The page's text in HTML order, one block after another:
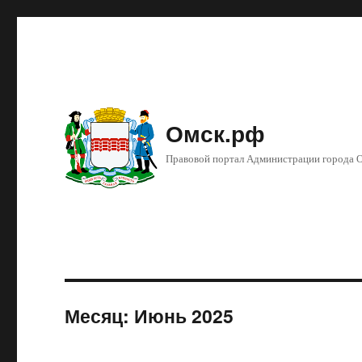
Омск.рф
Правовой портал Администрации города
Месяц: Июнь 2025